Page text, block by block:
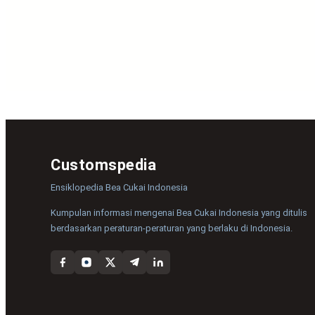
Customspedia
Ensiklopedia Bea Cukai Indonesia
Kumpulan informasi mengenai Bea Cukai Indonesia yang ditulis
berdasarkan peraturan-peraturan yang berlaku di Indonesia.